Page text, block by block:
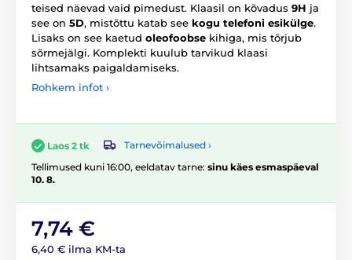
teised näevad vaid pimedust. Klaasil on kõvadus 9H ja
see on 5D, mistõttu katab see kogu telefoni esikülge.
Lisaks on see kaetud oleofoobse kihiga, mis tõrjub
sõrmejälgi. Komplekti kuulub tarvikud klaasi
lihtsamaks paigaldamiseks.
Rohkem infot ›
Laos 2 tk
Tarnevõimalused ›
Tellimused kuni 16:00, eeldatav tarne: sinu käes esmaspäeval
10. 8.
7,74 €
6,40 € ilma KM-ta